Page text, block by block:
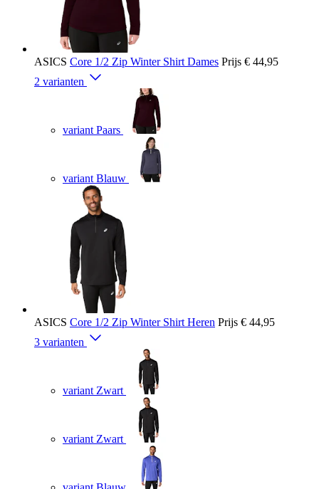
ASICS Core 1/2 Zip Winter Shirt Dames Prijs € 44,95
2 varianten
variant Paars
variant Blauw
ASICS Core 1/2 Zip Winter Shirt Heren Prijs € 44,95
3 varianten
variant Zwart
variant Zwart